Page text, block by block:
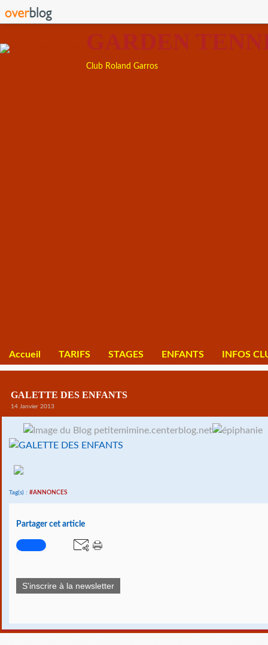
GARDEN
Club Roland Garros
Accueil TARIFS STAGES ENFANTS INFOS
GALETTE DES ENFANTS
14 Janvier 2013
Tag(s) : #ANNONCES
Partager cet article
S'inscrire à la newsletter